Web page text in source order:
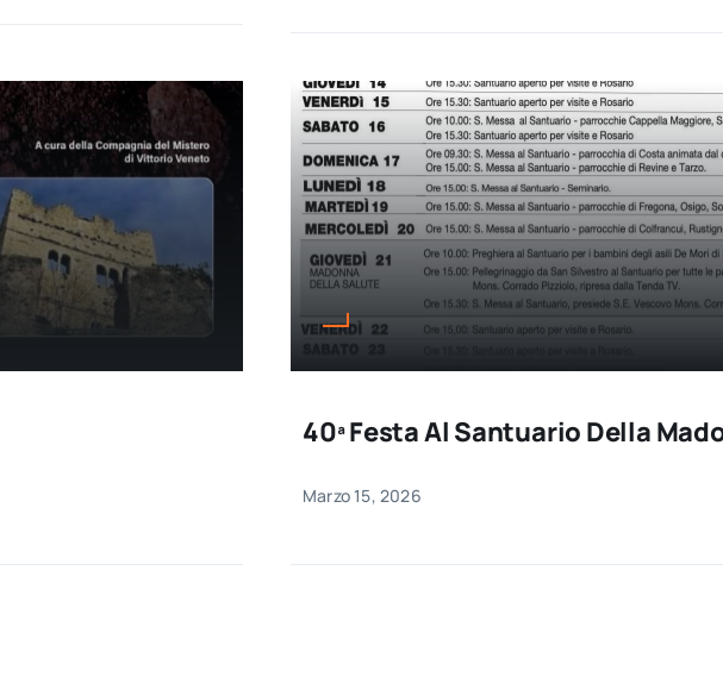
40ª Festa Al Santuario Della
Marzo 15, 2026